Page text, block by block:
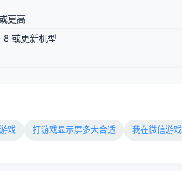
更高
或更新机型
戏 打游戏显示屏多大合适 我在微信游